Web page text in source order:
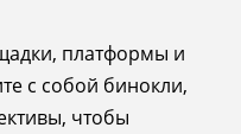
платформы и
с собой бинокли,
чтобы